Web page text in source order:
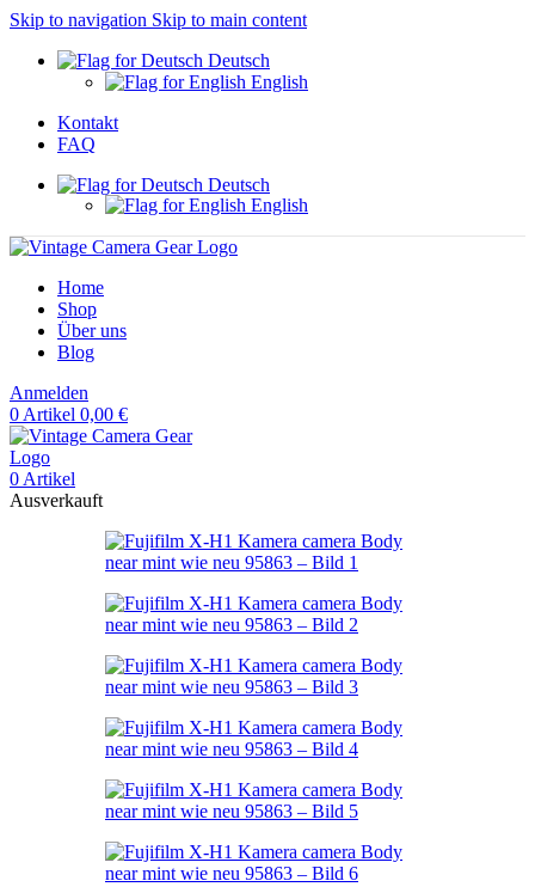
Skip to navigation Skip to main content
Deutsch
English
Kontakt
FAQ
Deutsch
English
Home
Shop
Über uns
Blog
Anmelden
0 Artikel 0,00 €
0 Artikel
Ausverkauft